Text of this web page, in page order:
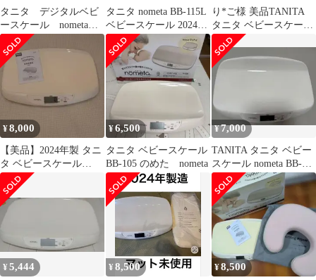
タニタ デジタルベビ
ースケール nometa
授乳量機能付き体重
計 BB-105
タニタ nometa BB-115L
ベビースケール 2024年
製／アプリ連携
り*ご様 美品TANITA
タニタ ベビースケール
nometa BB-105
¥8,000
【美品】2024年製 タニ
タ ベビースケール
nometa
¥6,500
タニタ ベビースケール
BB-105 のめた nometa
¥7,000
TANITA タニタ ベビー
スケール nometa BB-
105
¥5,444 ¥8,500 ¥8,500